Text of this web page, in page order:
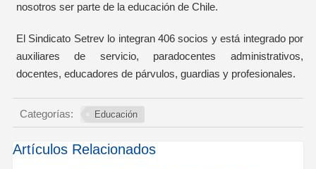
nosotros ser parte de la educación de Chile.
El Sindicato Setrev lo integran 406 socios y está integrado por
auxiliares de servicio, paradocentes administrativos,
docentes, educadores de párvulos, guardias y profesionales.
Categorías: Educación
Artículos Relacionados